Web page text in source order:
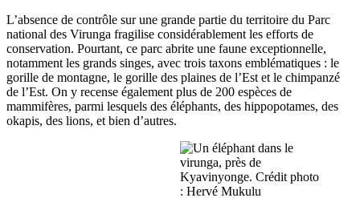
L’absence de contrôle sur une grande partie du territoire du Parc
national des Virunga fragilise considérablement les efforts de
conservation. Pourtant, ce parc abrite une faune exceptionnelle,
notamment les grands singes, avec trois taxons emblématiques : le
gorille de montagne, le gorille des plaines de l’Est et le chimpanzé
de l’Est. On y recense également plus de 200 espèces de
mammifères, parmi lesquels des éléphants, des hippopotames, des
okapis, des lions, et bien d’autres.